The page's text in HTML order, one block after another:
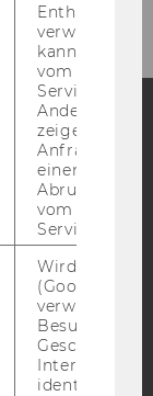
Blog
Enthält ein
verwendet
kann, um
vom AMP-
Service
Andere
zeigen Opt-
Anfrage im
einen Fehler
Abrufen
vom AMP
Service an.
Wird von
(Google Tag
verwendet,
Besucher
Geschlecht
Interessen zu
identifizieren.